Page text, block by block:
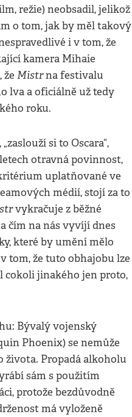
režie) neobsadil, jelikož
o tom, jak by měl takový
i v tom, že
kamera Mihaie
že Mistrna festivalu
lva a oficiálně už tedy
roku.
si to Oscara“,
otravná povinnost,
uplatňované ve
médií, stojí za to
vykračuje z běžné
čím na nás vyvíjí dnes
které by umění mělo
tom, že tuto obhajobu lze
cokoli jinakého jen proto,
Bývalý vojenský
Phoenix) se nemůže
Propadá alkoholu
sám s použitím
protože bezdůvodně
má vyloženě